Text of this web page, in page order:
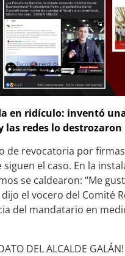
en ridículo: inventó
las redes lo destrozaron
de revocatoria por
el caso. En la
se caldearon: “Me
el vocero del Comité
del mandatario en
DEL ALCALDE GALÁN!